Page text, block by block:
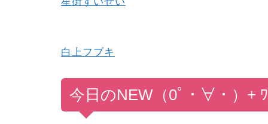
白上フブキ
今日 のNEW （0ﾟ・∀・） +